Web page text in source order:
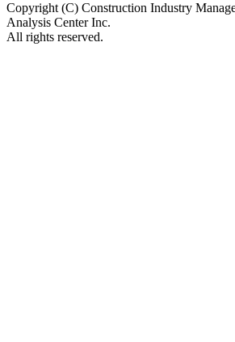
Copyright (C) Construction Industry
Analysis Center Inc.
All rights reserved.